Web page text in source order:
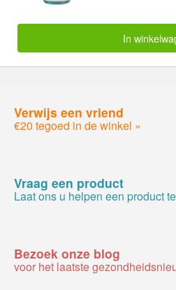
In
Verwijs een vriend
€20 tegoed in de winkel »
Vraag een product
Laat ons u helpen een product
Bezoek onze blog
voor het laatste